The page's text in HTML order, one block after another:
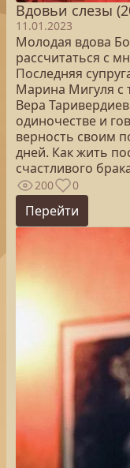
Вдовьи cлезы
11.01.2023
Молодая вдова
рассчитаться с
Последняя
Марина Мигуля с
Вера
одиночестве и
верность своим
дней. Как жить
счастливого
200 0
Перейти